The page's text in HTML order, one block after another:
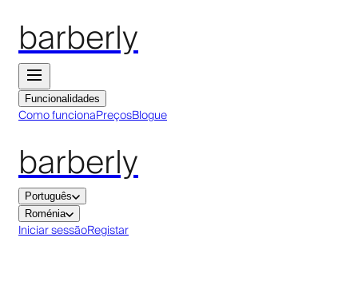
barberly
Funcionalidades
Como funcionaPreçosBlogue
barberly
Português
Roménia
Iniciar sessãoRegistar